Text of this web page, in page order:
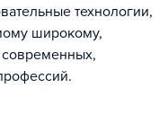
технологии,
широкому,